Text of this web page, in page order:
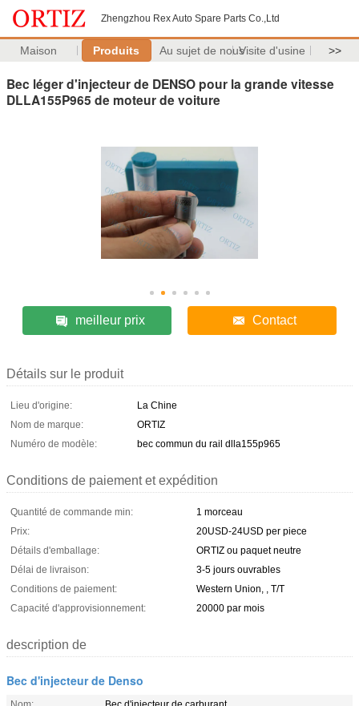
Zhengzhou Rex Auto Spare Parts Co.,Ltd
Maison Produits Au sujet de nousVisite d'usine >>
Bec léger d'injecteur de DENSO pour la grande vitesse
DLLA155P965 de moteur de voiture
meilleur prix Contact
Détails sur le produit
Lieu d'origine:
La Chine
Nom de marque:
ORTIZ
Numéro de modèle:
bec commun du rail dlla155p965
Conditions de paiement et expédition
Quantité de commande min:
1 morceau
Prix:
20USD-24USD per piece
Détails d'emballage:
ORTIZ ou paquet neutre
Délai de livraison:
3-5 jours ouvrables
Conditions de paiement:
Western Union, , T/T
Capacité d'approvisionnement:
20000 par mois
description de
Bec d'injecteur de Denso